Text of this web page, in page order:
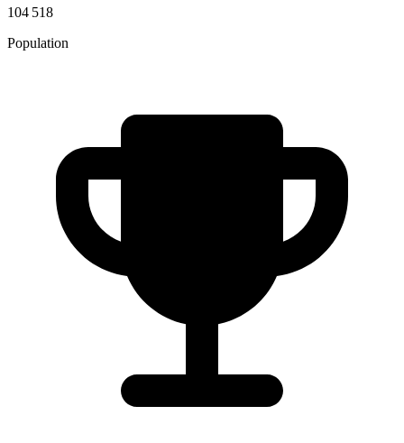
104 518
Population